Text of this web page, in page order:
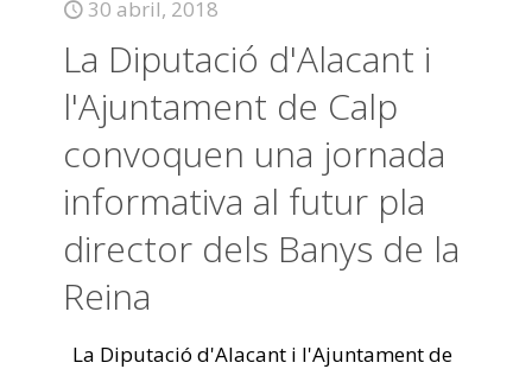
30 abril, 2018
La Diputació d'Alacant i
l'Ajuntament de Calp
convoquen una jornada
informativa al futur pla
director dels Banys de la
Reina
La Diputació d'Alacant i l'Ajuntament de